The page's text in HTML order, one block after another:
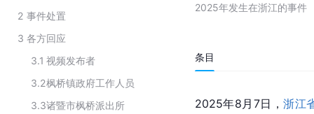
2 事件处置
3 各方回应
3.1 视频发布者
3.2枫桥镇政府工作人员
3.3诸暨市枫桥派出所
2025年发生在浙江的事件
条目
2025年8月7日，浙江